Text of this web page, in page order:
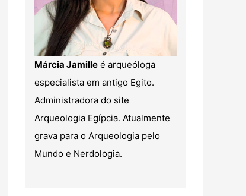
Márcia Jamille é arqueóloga
especialista em antigo Egito.
Administradora do site
Arqueologia Egípcia. Atualmente
grava para o Arqueologia pelo
Mundo e Nerdologia.